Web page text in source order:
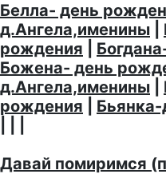
Белла- день
д.Ангела,именины
рождения
Божена- день
д.Ангела,именины
рождения
Давай помиримся